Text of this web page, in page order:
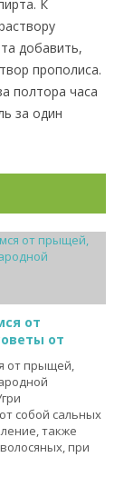
К
добавить,
прополиса.
полтора часа
за один
от
от
от прыщей,
собой сальных
также
при